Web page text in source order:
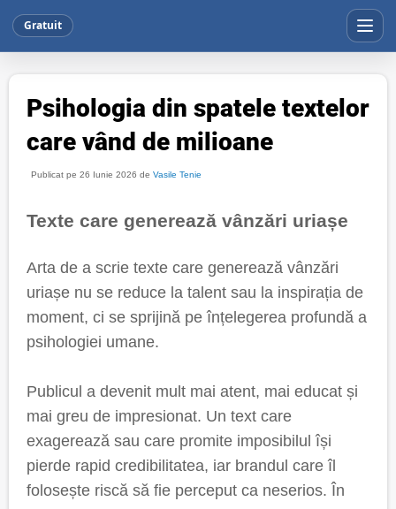
Gratuit
Psihologia din spatele textelor
care vând de milioane
Publicat pe 26 Iunie 2026 de Vasile Tenie
Texte care generează vânzări uriașe
Arta de a scrie texte care generează vânzări
uriașe nu se reduce la talent sau la inspirația de
moment, ci se sprijină pe înțelegerea profundă a
psihologiei umane.
Publicul a devenit mult mai atent, mai educat și
mai greu de impresionat. Un text care
exagerează sau care promite imposibilul își
pierde rapid credibilitatea, iar brandul care îl
folosește riscă să fie perceput ca neserios. În